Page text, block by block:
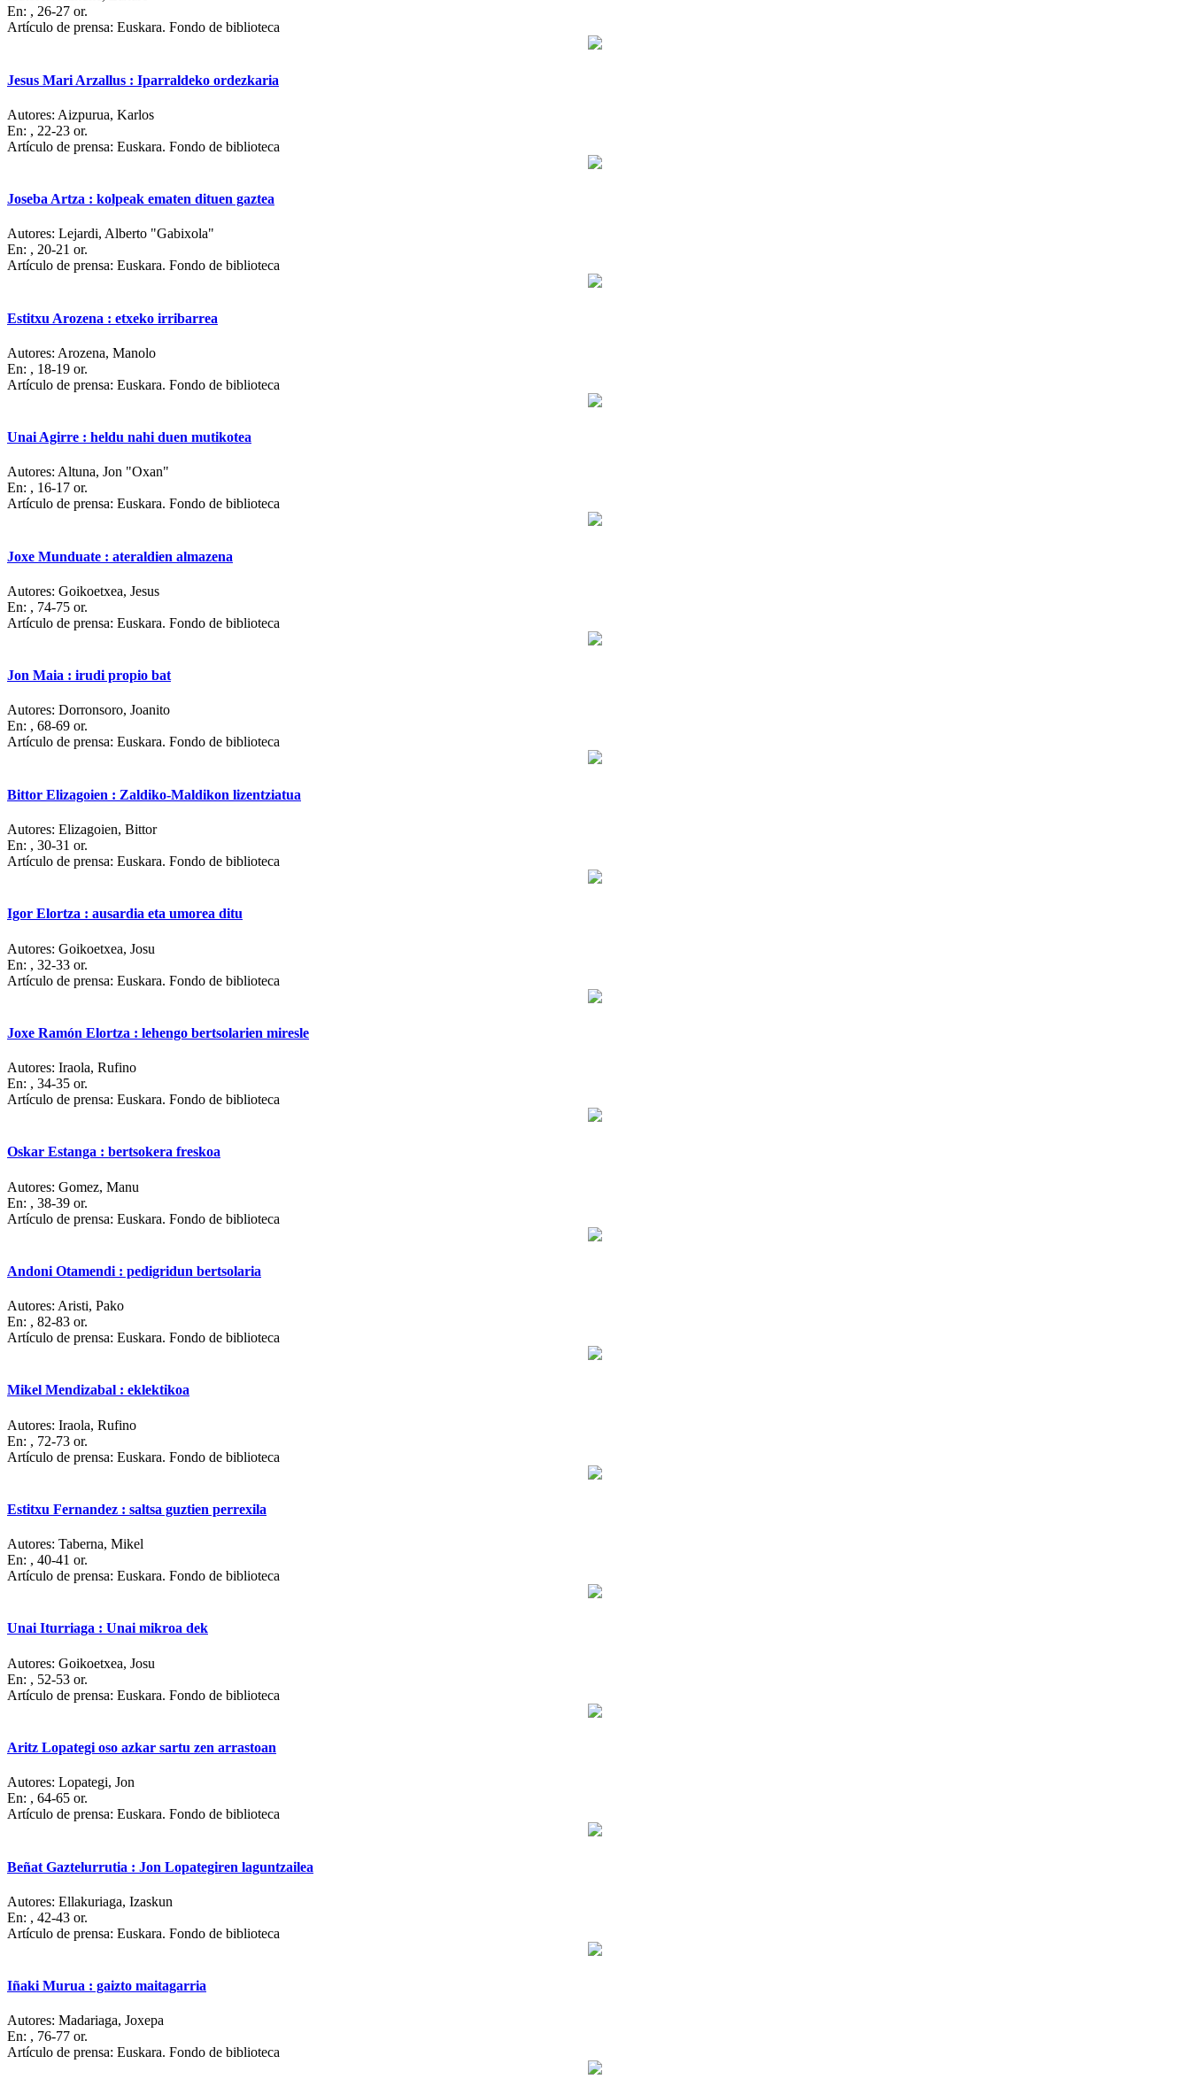
En: , 26-27 or.
Artículo de prensa: Euskara. Fondo de biblioteca
Jesus Mari Arzallus : Iparraldeko ordezkaria
Autores: Aizpurua, Karlos
En: , 22-23 or.
Artículo de prensa: Euskara. Fondo de biblioteca
Joseba Artza : kolpeak ematen dituen gaztea
Autores: Lejardi, Alberto "Gabixola"
En: , 20-21 or.
Artículo de prensa: Euskara. Fondo de biblioteca
Estitxu Arozena : etxeko irribarrea
Autores: Arozena, Manolo
En: , 18-19 or.
Artículo de prensa: Euskara. Fondo de biblioteca
Unai Agirre : heldu nahi duen mutikotea
Autores: Altuna, Jon "Oxan"
En: , 16-17 or.
Artículo de prensa: Euskara. Fondo de biblioteca
Joxe Munduate : ateraldien almazena
Autores: Goikoetxea, Jesus
En: , 74-75 or.
Artículo de prensa: Euskara. Fondo de biblioteca
Jon Maia : irudi propio bat
Autores: Dorronsoro, Joanito
En: , 68-69 or.
Artículo de prensa: Euskara. Fondo de biblioteca
Bittor Elizagoien : Zaldiko-Maldikon lizentziatua
Autores: Elizagoien, Bittor
En: , 30-31 or.
Artículo de prensa: Euskara. Fondo de biblioteca
Igor Elortza : ausardia eta umorea ditu
Autores: Goikoetxea, Josu
En: , 32-33 or.
Artículo de prensa: Euskara. Fondo de biblioteca
Joxe Ramón Elortza : lehengo bertsolarien miresle
Autores: Iraola, Rufino
En: , 34-35 or.
Artículo de prensa: Euskara. Fondo de biblioteca
Oskar Estanga : bertsokera freskoa
Autores: Gomez, Manu
En: , 38-39 or.
Artículo de prensa: Euskara. Fondo de biblioteca
Andoni Otamendi : pedigridun bertsolaria
Autores: Aristi, Pako
En: , 82-83 or.
Artículo de prensa: Euskara. Fondo de biblioteca
Mikel Mendizabal : eklektikoa
Autores: Iraola, Rufino
En: , 72-73 or.
Artículo de prensa: Euskara. Fondo de biblioteca
Estitxu Fernandez : saltsa guztien perrexila
Autores: Taberna, Mikel
En: , 40-41 or.
Artículo de prensa: Euskara. Fondo de biblioteca
Unai Iturriaga : Unai mikroa dek
Autores: Goikoetxea, Josu
En: , 52-53 or.
Artículo de prensa: Euskara. Fondo de biblioteca
Aritz Lopategi oso azkar sartu zen arrastoan
Autores: Lopategi, Jon
En: , 64-65 or.
Artículo de prensa: Euskara. Fondo de biblioteca
Beñat Gaztelurrutia : Jon Lopategiren laguntzailea
Autores: Ellakuriaga, Izaskun
En: , 42-43 or.
Artículo de prensa: Euskara. Fondo de biblioteca
Iñaki Murua : gaizto maitagarria
Autores: Madariaga, Joxepa
En: , 76-77 or.
Artículo de prensa: Euskara. Fondo de biblioteca